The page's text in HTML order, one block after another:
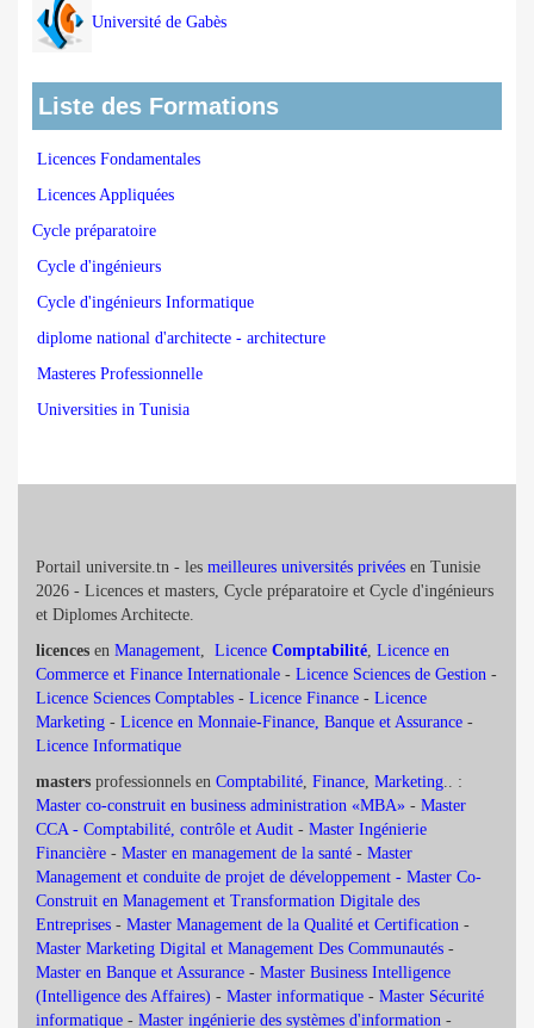
Université de Gabès
Liste des Formations
Licences Fondamentales
Licences Appliquées
Cycle préparatoire
Cycle d'ingénieurs
Cycle d'ingénieurs Informatique
diplome national d'architecte - architecture
Masteres Professionnelle
Universities in Tunisia
Portail universite.tn - les meilleures universités privées en Tunisie
2026 - Licences et masters, Cycle préparatoire et Cycle d'ingénieurs
et Diplomes Architecte.
licences en Management, Licence Comptabilité, Licence en
Commerce et Finance Internationale - Licence Sciences de Gestion -
Licence Sciences Comptables - Licence Finance - Licence
Marketing - Licence en Monnaie-Finance, Banque et Assurance -
Licence Informatique
masters professionnels en Comptabilité, Finance, Marketing.. :
Master co-construit en business administration «MBA» - Master
CCA - Comptabilité, contrôle et Audit - Master Ingénierie
Financière - Master en management de la santé - Master
Management et conduite de projet de développement - Master Co-
Construit en Management et Transformation Digitale des
Entreprises - Master Management de la Qualité et Certification -
Master Marketing Digital et Management Des Communautés -
Master en Banque et Assurance - Master Business Intelligence
(Intelligence des Affaires) - Master informatique - Master Sécurité
informatique - Master ingénierie des systèmes d'information -